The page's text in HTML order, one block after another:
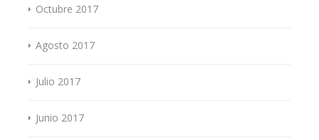
Octubre 2017
Agosto 2017
Julio 2017
Junio 2017